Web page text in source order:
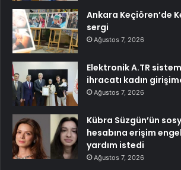
Ankara Keçiören’de
sergi
Ağustos 7, 2026
Elektronik A.TR
ihracatı kadın
Ağustos 7, 2026
Kübra Süzgün’ün
hesabına erişim
yardım istedi
Ağustos 7, 2026